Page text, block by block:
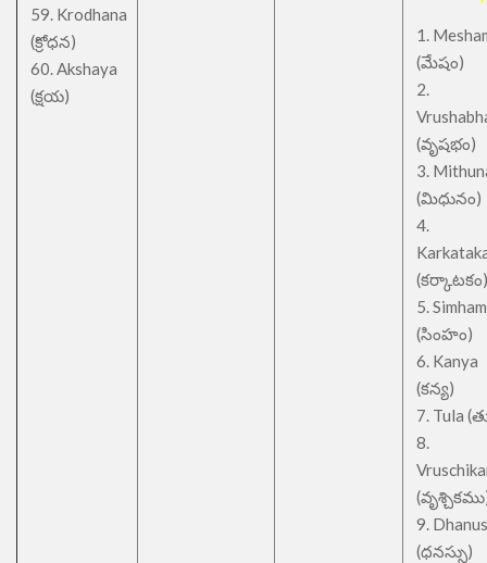
59. Krodhana
(క్రోధన)
60. Akshaya
(క్షయ)
1.
(మేషం)
2.
(వృషభం)
3.
(మిధునం)
4.
(కర్కాటకం)
5. Simham
(సింహం)
6. Kanya
(కన్య)
7. Tula
8.
9.
(ధనస్సు)